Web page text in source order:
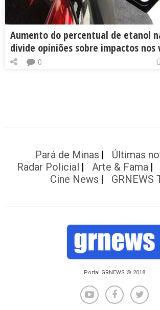
Aumento do percentual de etanol
divide opiniões sobre impactos nos
0
Pará de Minas
Últimas
Radar Policial
Arte & Fama
Cine News
GRNEWS
Portal GRNEWS © 2018